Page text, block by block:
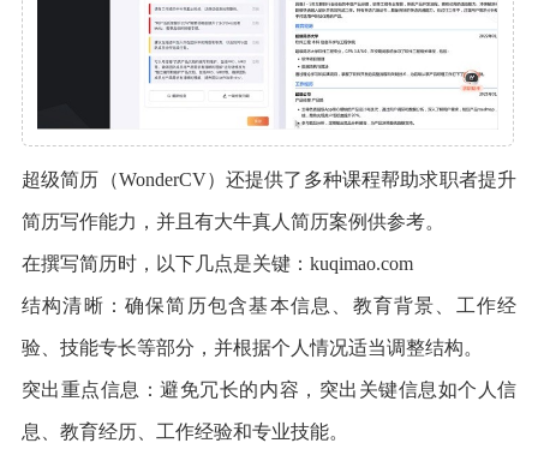
超级简历（WonderCV）还提供了多种课程帮助求职者提升
简历写作能力，并且有大牛真人简历案例供参考。
在撰写简历时，以下几点是关键：kuqimao.com
结构清晰：确保简历包含基本信息、教育背景、工作经
验、技能专长等部分，并根据个人情况适当调整结构。
突出重点信息：避免冗长的内容，突出关键信息如个人信
息、教育经历、工作经验和专业技能。